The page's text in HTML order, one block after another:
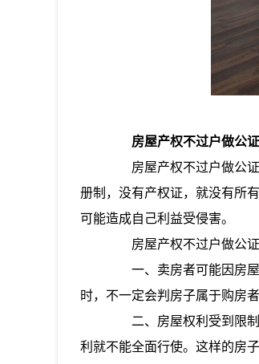
房屋产权不过户做公证
房屋产权不过户做公证
册制，没有产权证，就没有所
可能造成自己利益受侵害。
房屋产权不过户做公证
一、卖房者可能因房屋
时，不一定会判房子属于购房者
二、房屋权利受到限制
利就不能全面行使。这样的房